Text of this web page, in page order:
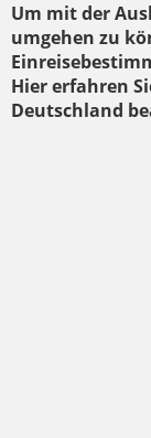
Um mit der
umgehen zu
Hier erfahren
Deutschland